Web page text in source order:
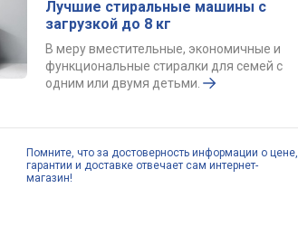
Лучшие стиральные машины с
загрузкой до 8 кг
В меру вместительные, экономичные и
функциональные стиралки для семей с
одним или двумя детьми.
Помните, что за достоверность информации о цене,
гарантии и доставке отвечает сам интернет-
магазин!